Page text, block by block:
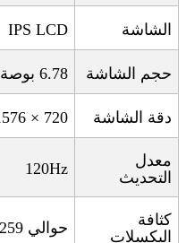
الشاشة IPS LCD
حجم الشاشة 6.78 بوصة
دقة الشاشة 720 × 1576
معدل
التحديث
120Hz
كثافة
البكسلات
حوالي 259